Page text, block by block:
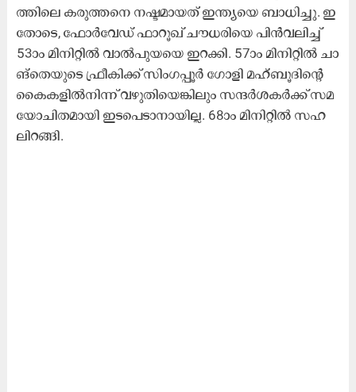
ത്തി​ലെ ക​രു​ത്ത​നെ ന​ഷ്ട​മാ​യ​ത് ഇ​ന്ത്യ​യെ ബാ​ധി​ച്ചു. ഇ​
തോ​ടെ, ഫോ​ർ​വേ​ഡ് ഫാ​റൂ​ഖ് ചൗ​ധ​രി​യെ പി​ൻ​വ​ലി​ച്ച്
53ാം മി​നി​റ്റി​ൽ വാ​ൽ​പു​യ​യെ ഇ​റ​ക്കി. 57ാം മി​നി​റ്റി​ൽ ചാ​
ങ്തെ​യു​ടെ ഫ്രീ​കി​ക്ക് സിം​ഗ​പ്പൂ​ർ ഗോ​ളി മ​ഹ്ബൂ​ദി​ന്റെ
കൈ​ക​ളി​ൽ​നി​ന്ന് വ​ഴു​തി​യെ​ങ്കി​ലും സ​ന്ദ​ർ​ശ​ക​ർ​ക്ക് സ​മ​
യോ​ചി​ത​മാ​യി ഇ​ട​പെ​ടാ​നാ​യി​ല്ല. 68ാം മി​നി​റ്റി​ൽ സ​ഹ​
ലി​റ​ങ്ങി.